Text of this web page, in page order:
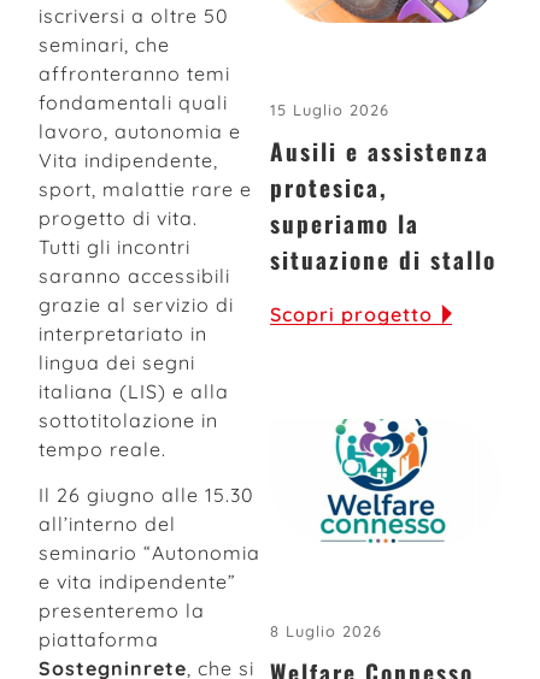
iscriversi a oltre 50
seminari, che
affronteranno temi
fondamentali quali
lavoro, autonomia e
Vita indipendente,
sport, malattie rare e
progetto di vita.
Tutti gli incontri
saranno accessibili
grazie al servizio di
interpretariato in
lingua dei segni
italiana (LIS) e alla
sottotitolazione in
tempo reale.
Il 26 giugno alle 15.30
all’interno del
seminario “Autonomia
e vita indipendente”
presenteremo la
piattaforma
Sostegninrete, che si
15 Luglio 2026
Ausili e assistenza
protesica,
superiamo la
situazione di stallo
Scopri progetto
8 Luglio 2026